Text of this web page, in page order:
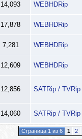
14,093 WEBHDRip
17,878 WEBHDRip
7,281 WEBHDRip
12,609 WEBHDRip
12,856 SATRip / TVRip
14,060 SATRip / TVRip
Страница 1 из 6 1 2